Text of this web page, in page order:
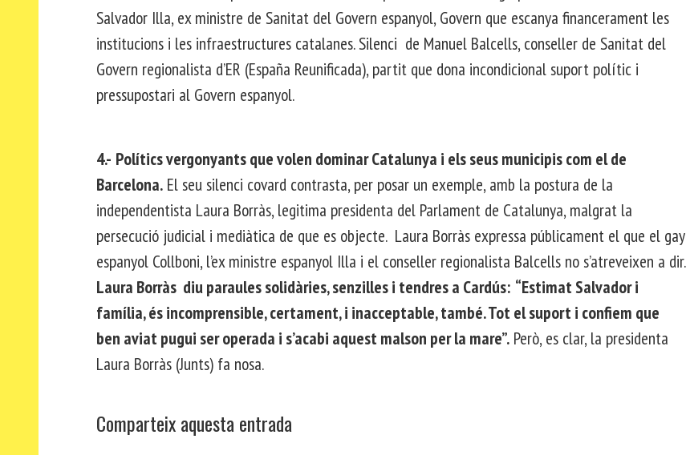
Salvador Illa, ex ministre de Sanitat del Govern espanyol, Govern que escanya financerament les
institucions i les infraestructures catalanes. Silenci de Manuel Balcells, conseller de Sanitat del
Govern regionalista d’ER (España Reunificada), partit que dona incondicional suport polític i
pressupostari al Govern espanyol.
4.- Polítics vergonyants que volen dominar Catalunya i els seus municipis com el de
Barcelona. El seu silenci covard contrasta, per posar un exemple, amb la postura de la
independentista Laura Borràs, legitima presidenta del Parlament de Catalunya, malgrat la
persecució judicial i mediàtica de que es objecte. Laura Borràs expressa públicament el que el gay
espanyol Collboni, l’ex ministre espanyol Illa i el conseller regionalista Balcells no s’atreveixen a dir.
Laura Borràs diu paraules solidàries, senzilles i tendres a Cardús: “Estimat Salvador i
família, és incomprensible, certament, i inacceptable, també. Tot el suport i confiem que
ben aviat pugui ser operada i s’acabi aquest malson per la mare”. Però, es clar, la presidenta
Laura Borràs (Junts) fa nosa.
Comparteix aquesta entrada